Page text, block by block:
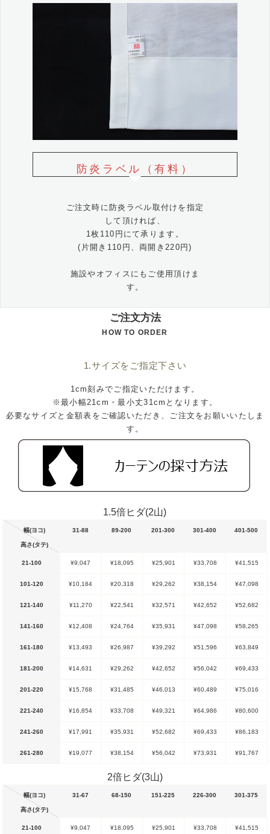
ご注文方法
HOW TO ORDER
1.サイズをご指定下さい
1cm刻みでご指定いただけます。
※最小幅21cm・最小丈31cmとなります。
必要なサイズと金額表をご確認いただき、ご注文をお願いいたしま
す。
1.5倍ヒダ(2山)
幅(ヨコ)
高さ(タテ)
31-88 89-200 201-300 301-400 401-500
21-100 ¥9,047 ¥18,095 ¥25,901 ¥33,708 ¥41,515
101-120 ¥10,184 ¥20,318 ¥29,262 ¥38,154 ¥47,098
121-140 ¥11,270 ¥22,541 ¥32,571 ¥42,652 ¥52,682
141-160 ¥12,408 ¥24,764 ¥35,931 ¥47,098 ¥58,265
161-180 ¥13,493 ¥26,987 ¥39,292 ¥51,596 ¥63,849
181-200 ¥14,631 ¥29,262 ¥42,652 ¥56,042 ¥69,433
201-220 ¥15,768 ¥31,485 ¥46,013 ¥60,489 ¥75,016
221-240 ¥16,854 ¥33,708 ¥49,321 ¥64,986 ¥80,600
241-260 ¥17,991 ¥35,931 ¥52,682 ¥69,433 ¥86,183
261-280 ¥19,077 ¥38,154 ¥56,042 ¥73,931 ¥91,767
2倍ヒダ(3山)
幅(ヨコ)
高さ(タテ)
31-67 68-150 151-225 226-300 301-375
21-100 ¥9,047 ¥18,095 ¥25,901 ¥33,708 ¥41,515
防炎ラベル（有料）
ご注文時に防炎ラベル取付けを指定
して頂ければ、
1枚110円にて承ります。
(片開き110円、両開き220円)
施設やオフィスにもご使用頂けま
す。